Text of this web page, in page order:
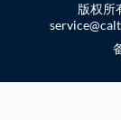
版权所